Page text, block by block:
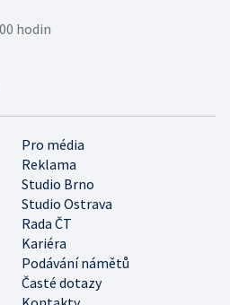
Pro média
Reklama
Studio Brno
Studio Ostrava
Rada ČT
Kariéra
Podávání námětů
Časté dotazy
hodin